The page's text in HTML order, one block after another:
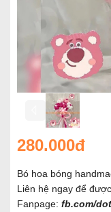
280.000đ
Bó hoa bóng
Liên hệ ngay để
Fanpage: fb.com/